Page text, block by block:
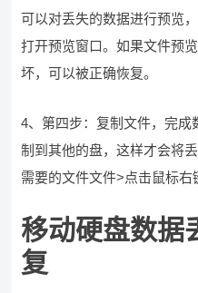
可以对丢失的数据进行预览
打开预览窗口。如果文件预
坏，可以被正确恢复。
4、第四步：复制文件，完
制到其他的盘，这样才会将
需要的文件文件>点击鼠标右
移动硬盘数据
复